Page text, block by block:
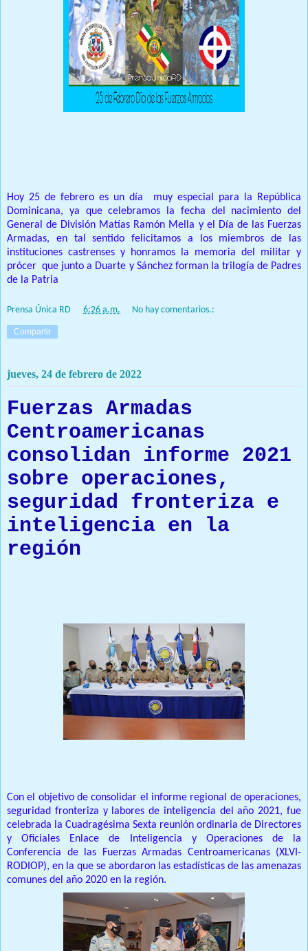
Hoy 25 de febrero es un día muy especial para la República
Dominicana, ya que celebramos la fecha del nacimiento del
General de División Matías Ramón Mella y el Día de las Fuerzas
Armadas, en tal sentido felicitamos a los miembros de las
instituciones castrenses y honramos la memoria del militar y
prócer que junto a Duarte y Sánchez forman la trilogía de Padres
de la Patria
Prensa Única RD 6:26 a.m. No hay comentarios.:
Compartir
jueves, 24 de febrero de 2022
Fuerzas Armadas
Centroamericanas
consolidan informe 2021
sobre operaciones,
seguridad fronteriza e
inteligencia en la
región
Con el objetivo de consolidar el informe regional de operaciones,
seguridad fronteriza y labores de inteligencia del año 2021, fue
celebrada la Cuadragésima Sexta reunión ordinaria de Directores
y Oficiales Enlace de Inteligencia y Operaciones de la
Conferencia de las Fuerzas Armadas Centroamericanas (XLVI-
RODIOP), en la que se abordaron las estadísticas de las amenazas
comunes del año 2020 en la región.